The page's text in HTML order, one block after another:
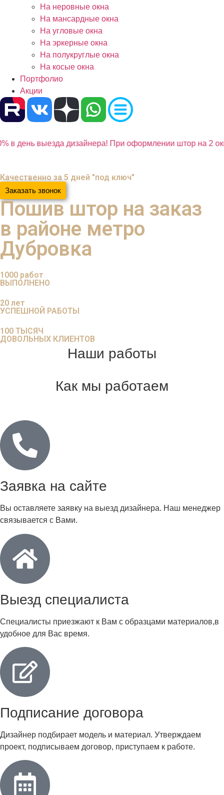
На неровные окна
На мансардные окна
На угловые окна
На эркерные окна
На полукруглые окна
На косые окна
Портфолио
Акции
в день выезда дизайнера! При оформлении штор на 2
Качественно за 5 дней "под ключ"
Заказать звонок
Пошив штор на заказ
в районе метро
Дубровка
1000 работ
ВЫПОЛНЕНО
20 лет
УСПЕШНОЙ РАБОТЫ
100 ТЫСЯЧ
ДОВОЛЬНЫХ КЛИЕНТОВ
Наши работы
Как мы работаем
Заявка на сайте
Вы оставляете заявку на выезд дизайнера. Наш менеджер
связывается с Вами.
Выезд специалиста
Специалисты приезжают к Вам с образцами материалов,в
удобное для Вас время.
Подписание договора
Дизайнер подбирает модель и материал. Утверждаем
проект, подписываем договор, приступаем к работе.